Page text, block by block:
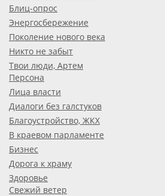
Блиц-опрос
Энергосбережение
Поколение нового века
Никто не забыт
Твои люди, Артем
Персона
Лица власти
Диалоги без галстуков
Благоустройство, ЖКХ
В краевом парламенте
Бизнес
Дорога к храму
Здоровье
Свежий ветер